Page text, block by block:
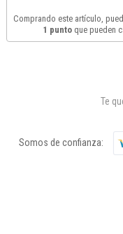
Comprando este artículo,
1 punto que pueden
Te
Somos de confianza: